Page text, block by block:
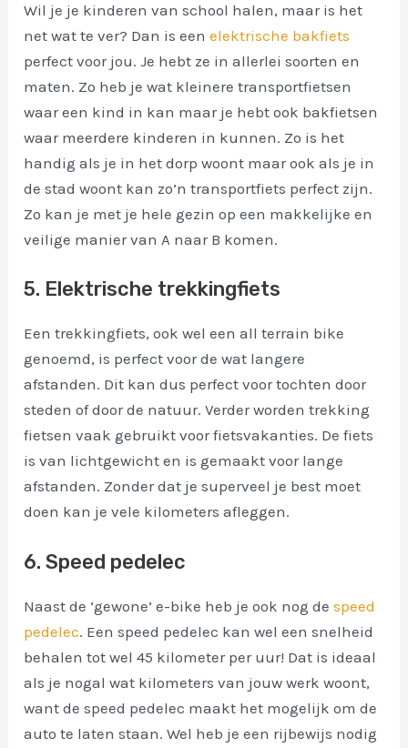
Wil je je kinderen van school halen, maar is het
net wat te ver? Dan is eenelektrische bakfiets
perfect voor jou. Je hebt ze in allerlei soorten en
maten. Zo heb je wat kleinere transportfietsen
waar een kind in kan maar je hebt ook bakfietsen
waar meerdere kinderen in kunnen. Zo is het
handig als je in het dorp woont maar ook als je in
de stad woont kan zo’n transportfiets perfect zijn.
Zo kan je met je hele gezin op een makkelijke en
veilige manier van A naar B komen.
5. Elektrische trekkingfiets
Een trekkingfiets, ook wel een all terrain bike
genoemd, is perfect voor de wat langere
afstanden. Dit kan dus perfect voor tochten door
steden of door de natuur. Verder worden trekking
fietsen vaak gebruikt voor fietsvakanties. De fiets
is van lichtgewicht en is gemaakt voor lange
afstanden. Zonder dat je superveel je best moet
doen kan je vele kilometers afleggen.
6. Speed pedelec
Naast de ‘gewone’ e-bike heb je ook nog despeed
pedelec. Een speed pedelec kan wel een snelheid
behalen tot wel 45 kilometer per uur! Dat is ideaal
als je nogal wat kilometers van jouw werk woont,
want de speed pedelec maakt het mogelijk om de
auto te laten staan. Wel heb je een rijbewijs nodig